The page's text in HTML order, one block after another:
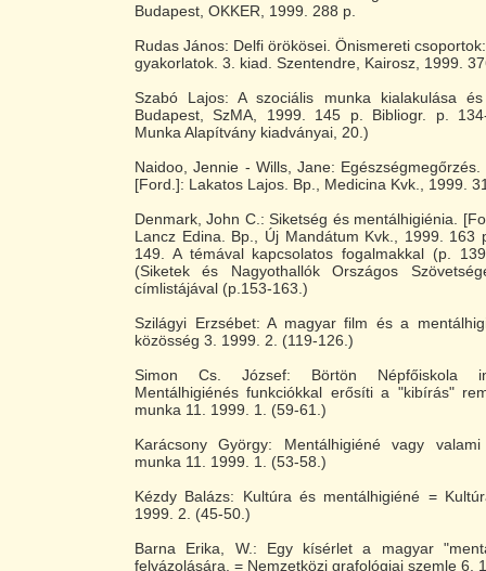
Budapest, OKKER, 1999. 288 p.
Rudas János: Delfi örökösei. Önismereti
gyakorlatok. 3. kiad. Szentendre, Kairosz, 1999.
Szabó Lajos: A szociális munka kialakulása
Budapest, SzMA, 1999. 145 p. Bibliogr. p.
Munka Alapítvány kiadványai, 20.)
Naidoo, Jennie - Wills, Jane:
[Ford.]: Lakatos Lajos. Bp., Medicina Kvk., 1999.
Denmark, John C.: Siketség és mentálhigiénia.
Lancz Edina. Bp., Új Mandátum Kvk., 1999. 163
149. A témával kapcsolatos fogalmakkal (p.
(Siketek és Nagyothallók Országos
címlistájával (p.153-163.)
Szilágyi Erzsébet: A magyar film és a
közösség 3. 1999. 2. (119-126.)
Simon Cs. József: Börtön Népfőiskola
Mentálhigiénés funkciókkal erősíti a "kibírás"
munka 11. 1999. 1. (59-61.)
Karácsony György: Mentálhigiéné vagy
munka 11. 1999. 1. (53-58.)
Kézdy Balázs: Kultúra és mentálhigiéné =
1999. 2. (45-50.)
Barna Erika, W.: Egy kísérlet a magyar
felvázolására. = Nemzetközi grafológiai szemle 6.